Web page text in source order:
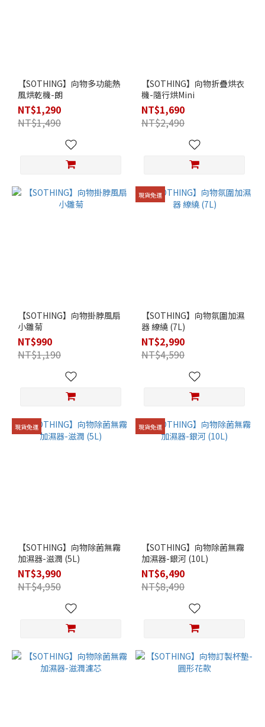
【SOTHING】向物多功能熱
風烘乾機-朗
NT$1,290
NT$1,490
【SOTHING】向物折疊烘衣
機-隨行烘Mini
NT$1,690
NT$2,490
【SOTHING】向物掛脖風扇
小雛菊
NT$990
NT$1,190
現貨免運
【SOTHING】向物氛圍加濕
器 繚繞 (7L)
NT$2,990
NT$4,590
現貨免運
【SOTHING】向物除菌無霧
加濕器-滋潤 (5L)
NT$3,990
NT$4,950
現貨免運
【SOTHING】向物除菌無霧
加濕器-銀河 (10L)
NT$6,490
NT$8,490